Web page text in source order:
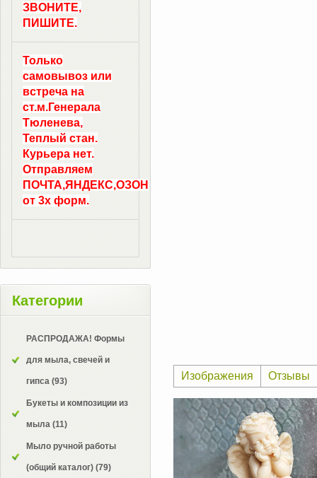
Изображения Отзывы
ЗВОНИТЕ,
ПИШИТЕ.
Только
самовывоз или
встреча на
ст.м.Генерала
Тюленева,
Теплый стан.
Курьера нет.
Отправляем
ПОЧТА,ЯНДЕКС,ОЗОН
от 3х форм.
Категории
РАСПРОДАЖА! Формы
для мыла, свечей и
гипса (93)
Букеты и композиции из
мыла (11)
Мыло ручной работы
(общий каталог) (79)